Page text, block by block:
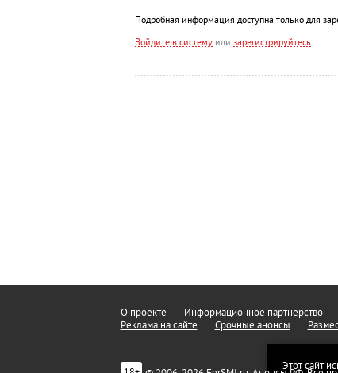
Подробная информация доступна только для
Войдите в системуили зарегистрируйтесь
Этот сайт
О проекте Информационное партнерство
Реклама на сайте
Срочные анонсы